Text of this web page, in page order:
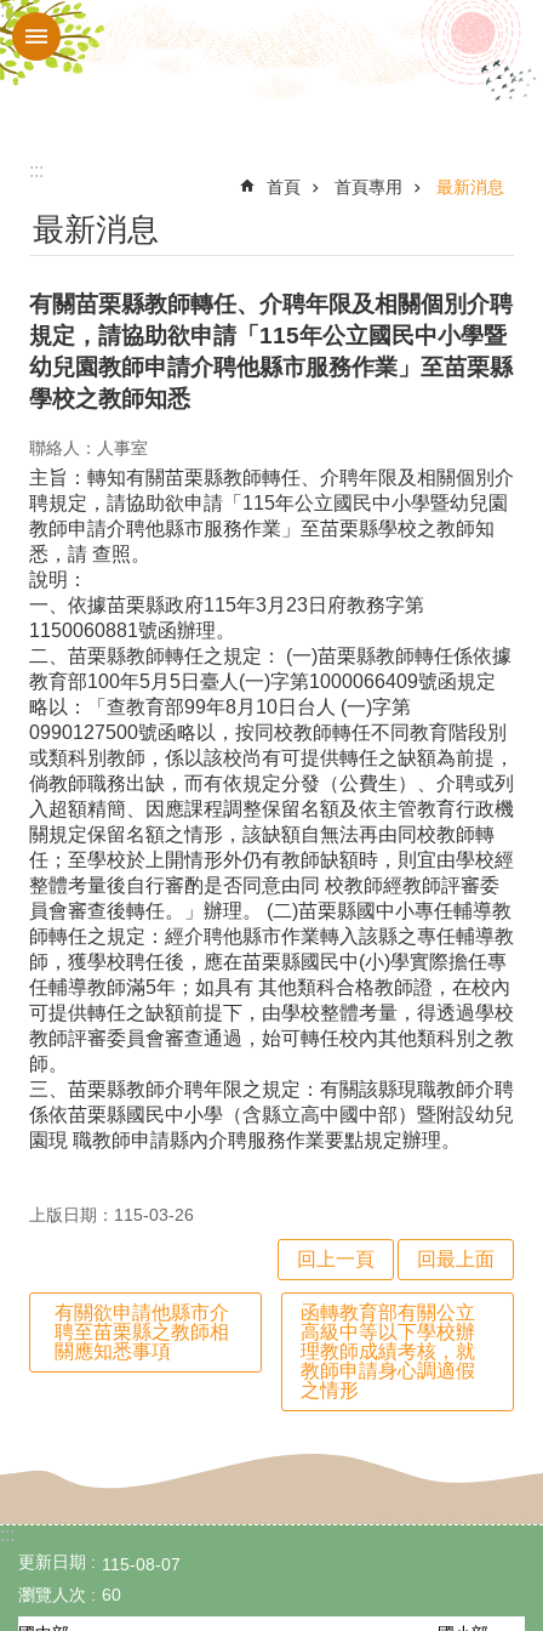
跳到主要內容區塊
進
認
校
入
口
站
行
政
處
室
行
政
業
行
政
專
區
學
生
專
區
位
案
載
課
:::
:::
首頁 首頁專用 最新消息
最新消息
有關苗栗縣教師轉任、介聘年限及相關個別介聘
規定，請協助欲申請「115年公立國民中小學暨
幼兒園教師申請介聘他縣市服務作業」至苗栗縣
學校之教師知悉
聯絡人：人事室
主旨：轉知有關苗栗縣教師轉任、介聘年限及相關個別介
聘規定，請協助欲申請「115年公立國民中小學暨幼兒園
教師申請介聘他縣市服務作業」至苗栗縣學校之教師知
悉，請 查照。
說明：
一、依據苗栗縣政府115年3月23日府教務字第
1150060881號函辦理。
二、苗栗縣教師轉任之規定： (一)苗栗縣教師轉任係依據
教育部100年5月5日臺人(一)字第1000066409號函規定
略以：「查教育部99年8月10日台人 (一)字第
0990127500號函略以，按同校教師轉任不同教育階段別
或類科別教師，係以該校尚有可提供轉任之缺額為前提，
倘教師職務出缺，而有依規定分發（公費生）、介聘或列
入超額精簡、因應課程調整保留名額及依主管教育行政機
關規定保留名額之情形，該缺額自無法再由同校教師轉
任；至學校於上開情形外仍有教師缺額時，則宜由學校經
整體考量後自行審酌是否同意由同 校教師經教師評審委
員會審查後轉任。」辦理。 (二)苗栗縣國中小專任輔導教
師轉任之規定：經介聘他縣市作業轉入該縣之專任輔導教
師，獲學校聘任後，應在苗栗縣國民中(小)學實際擔任專
任輔導教師滿5年；如具有 其他類科合格教師證，在校內
可提供轉任之缺額前提下，由學校整體考量，得透過學校
教師評審委員會審查通過，始可轉任校內其他類科別之教
師。
三、苗栗縣教師介聘年限之規定：有關該縣現職教師介聘
係依苗栗縣國民中小學（含縣立高中國中部）暨附設幼兒
園現 職教師申請縣內介聘服務作業要點規定辦理。
上版日期：115-03-26
回上一頁 回最上面
有關欲申請他縣市介
聘至苗栗縣之教師相
關應知悉事項
函轉教育部有關公立
高級中等以下學校辦
理教師成績考核，就
教師申請身心調適假
之情形
:::
更新日期
115-08-07
瀏覽人次
60